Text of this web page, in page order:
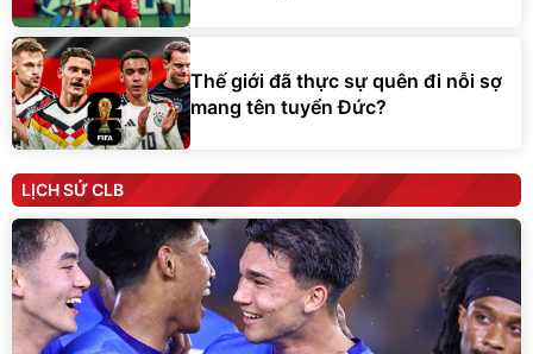
Thế giới đã thực sự quên đi nỗi sợ
mang tên tuyển Đức?
LỊCH SỬ CLB